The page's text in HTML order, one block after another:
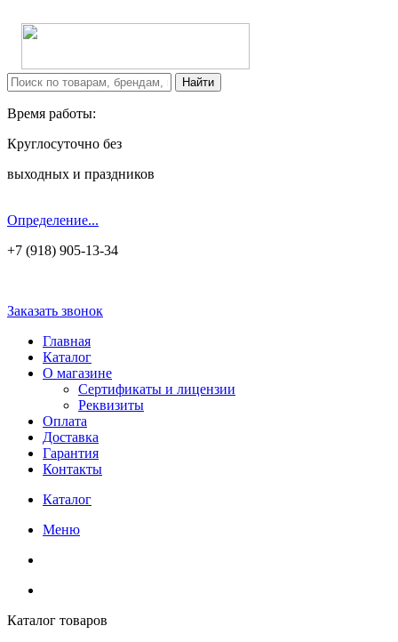
Время работы:
Круглосуточно без
выходных и праздников
Определение...
+7 (918) 905-13-34
Заказать звонок
Главная
Каталог
О магазине
Сертификаты и лицензии
Реквизиты
Оплата
Доставка
Гарантия
Контакты
Каталог
Меню
Каталог товаров